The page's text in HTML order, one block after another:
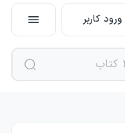
ورود کاربر